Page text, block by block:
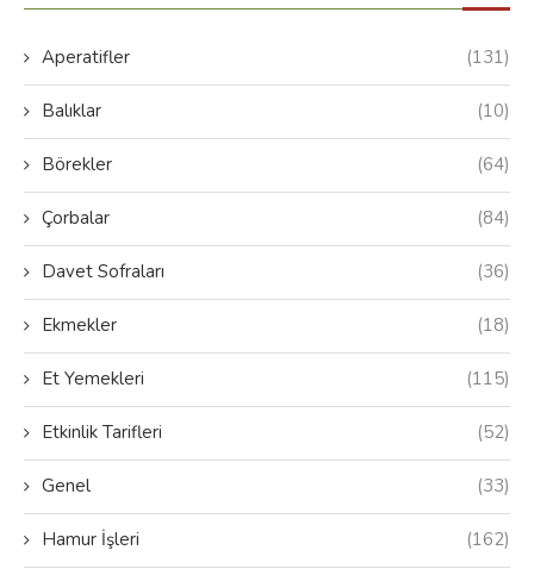
Aperatifler (131)
Balıklar (10)
Börekler (64)
Çorbalar (84)
Davet Sofraları (36)
Ekmekler (18)
Et Yemekleri (115)
Etkinlik Tarifleri (52)
Genel (33)
Hamur İşleri (162)